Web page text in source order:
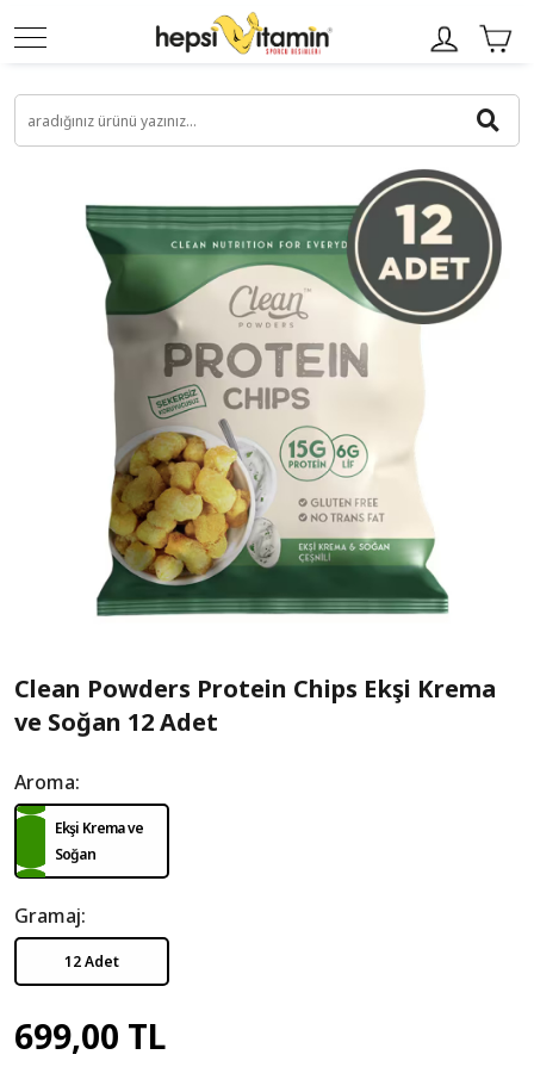
Clean Powders Protein Chips Ekşi Krema
ve Soğan 12 Adet
Aroma:
Ekşi Krema ve
Soğan
Gramaj:
12 Adet
699,00 TL